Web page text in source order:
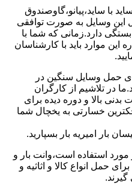
با ساید،پیانو،گاوصندوق
وسایل به صورت توافقی
دارد.زمانی که شما با
این موارد باید با کارشناسان
حمل وسایل سنگین در
در تلاشیم از کارگران
بالا و دوره دیده برای
خسارتی به یخچال شما
بار امیریه بار بسپارید.
استفاده است،وانت بار و
حمل انواع کالا و اثاثیه و